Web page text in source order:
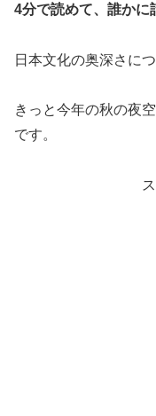
4分で読めて、誰かに
日本文化の奥深さに
きっと今年の秋の夜
です。